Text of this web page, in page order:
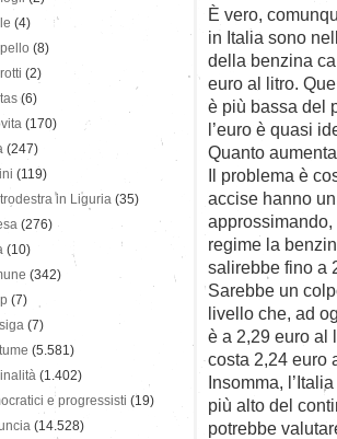
È vero,
in Italia sono
della benzina
euro al litro.
è più bassa del
l’euro è quasi
Quanto
Il problema è
accise hanno
regime la
salirebbe fino a
Sarebbe un
livello che, ad
è a 2,29 euro al
costa 2,24 euro
Insomma,
più alto del
potrebbe
(4)
(8)
(2)
(6)
(170)
(247)
(119)
in Liguria (35)
(276)
(10)
(342)
(7)
(7)
(5.581)
(1.402)
e progressisti (19)
(14.528)